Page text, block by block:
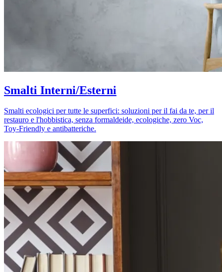
Smalti Interni/Esterni
Smalti ecologici per tutte le superfici: soluzioni per il fai da te, per il
restauro e l'hobbistica, senza formaldeide, ecologiche, zero Voc,
Toy-Friendly e antibatteriche.